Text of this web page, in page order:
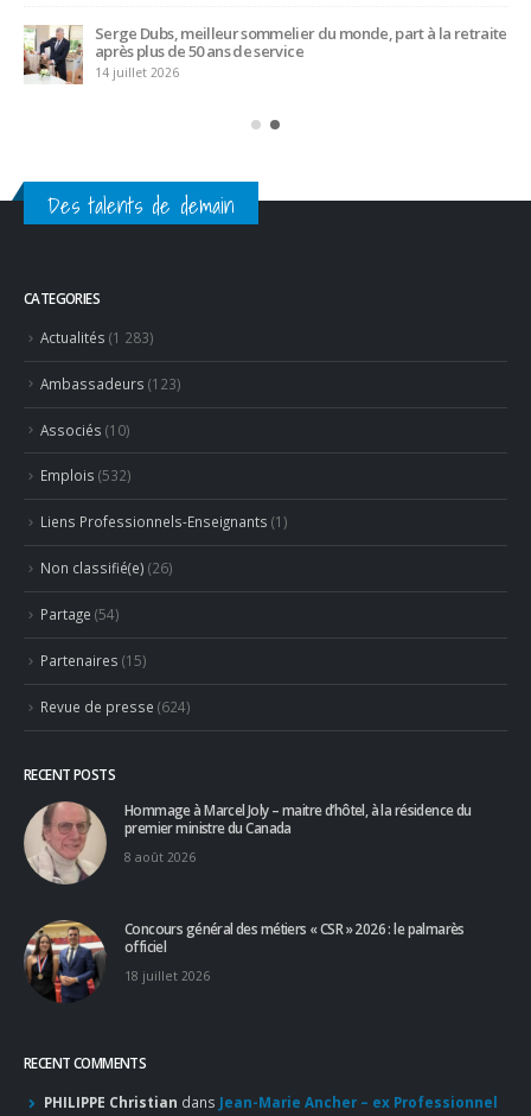
Serge Dubs, meilleur sommelier du monde, part à la retraite
après plus de 50 ans de service
14 juillet 2026
Des talents de demain
CATEGORIES
Actualités (1 283)
Ambassadeurs (123)
Associés (10)
Emplois (532)
Liens Professionnels-Enseignants (1)
Non classifié(e) (26)
Partage (54)
Partenaires (15)
Revue de presse (624)
RECENT POSTS
Hommage à Marcel Joly – maitre d’hôtel, à la résidence du
premier ministre du Canada
8 août 2026
Concours général des métiers « CSR » 2026 : le palmarès
officiel
18 juillet 2026
RECENT COMMENTS
PHILIPPE Christian dans Jean-Marie Ancher – ex Professionnel